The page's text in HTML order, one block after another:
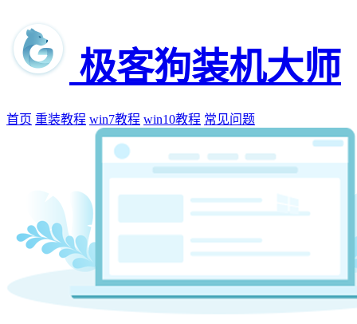
极客狗装机大师
首页 重装教程 win7教程 win10教程 常见问题